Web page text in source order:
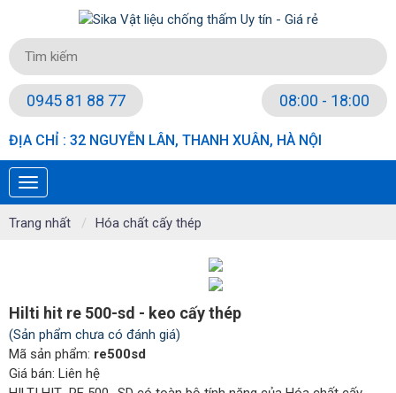
0945 81 88 77 08:00 - 18:00
ĐỊA CHỈ : 32 NGUYỄN LÂN, THANH XUÂN, HÀ NỘI
Trang nhất Hóa chất cấy thép
Hilti hit re 500-sd - keo cấy thép
(Sản phẩm chưa có đánh giá)
Mã sản phẩm: re500sd
Giá bán: Liên hệ